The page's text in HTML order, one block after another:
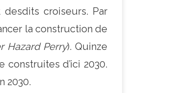
croiseurs. Par
la construction de
Hazard Perry). Quinze
d’ici 2030.
2030.